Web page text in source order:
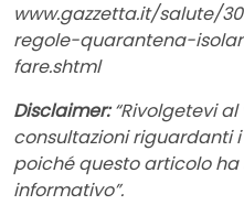
www.gazzetta.it/salute/
regole-quarantena-
fare.shtml
Disclaimer:“Rivolgetevi
consultazioni riguardanti
poiché questo articolo
informativo”.